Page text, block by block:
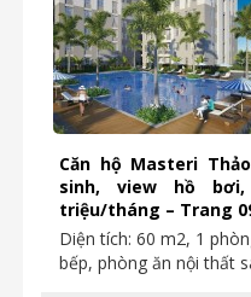
Căn hộ Masteri
sinh, view hồ
triệu/tháng – Trang
Diện tích: 60 m2, 1
bếp, phòng ăn nội thất